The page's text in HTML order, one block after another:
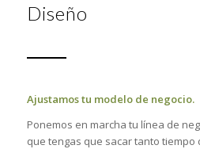
Diseño
Ajustamos tu modelo de negocio.
Ponemos en marcha tu línea de
que tengas que sacar tanto tiempo